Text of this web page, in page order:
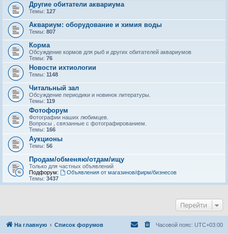
Другие обитатели аквариума
Темы: 127
Аквариум: оборудование и химия воды
Темы: 807
Корма
Обсуждение кормов для рыб и других обитателей аквариумов
Темы: 76
Новости ихтиологии
Темы: 1148
Читальный зал
Обсуждение периодики и новинок литературы.
Темы: 119
Фотофорум
Фотографии наших любимцев.
Вопросы , связанные с фотографированием.
Темы: 166
Аукционы
Темы: 56
Продам/обменяю/отдам/ищу
Только для частных объявлений
Подфорум:
Объявления от магазинов/фирм/бизнесов
Темы: 3437
Перейти
На главную Список форумов Часовой пояс: UTC+03:00